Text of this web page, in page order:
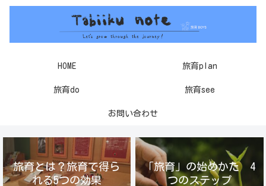
HOME 旅育plan
旅育do 旅育see
お問い合わせ
旅育とは？旅育で得ら
れる5つの効果
「旅育」の始めかた 4
つのステップ